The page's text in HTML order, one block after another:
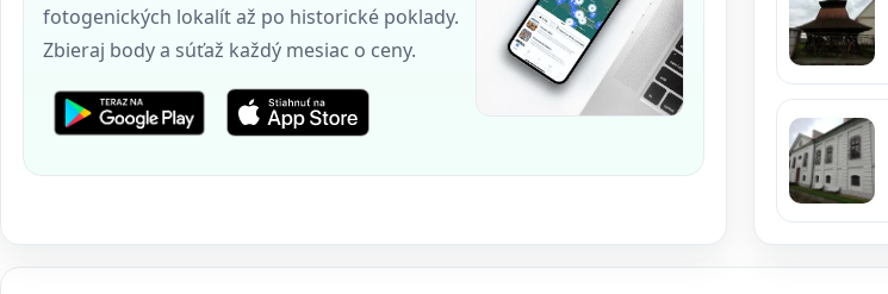
fotogenických lokalít až po historické poklady.
Zbieraj body a súťaž každý mesiac o ceny.